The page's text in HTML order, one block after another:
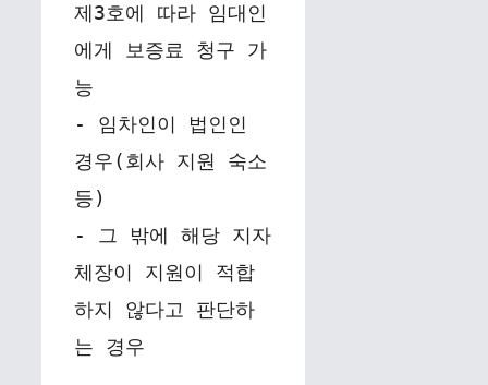
제3호에 따라 임대인
에게 보증료 청구 가
능
- 임차인이 법인인
경우(회사 지원 숙소
등)
- 그 밖에 해당 지자
체장이 지원이 적합
하지 않다고 판단하
는 경우